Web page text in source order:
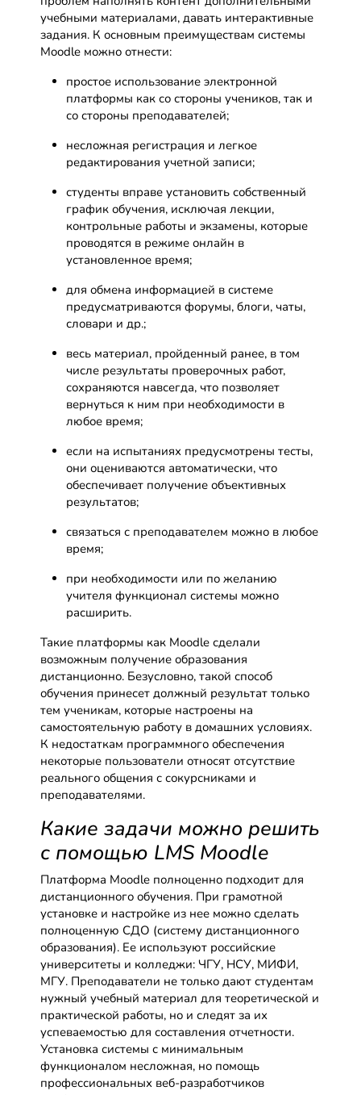
учебными материалами, давать интерактивные
задания. К основным преимуществам системы
Moodle можно отнести:
простое использование электронной
платформы как со стороны учеников, так и
со стороны преподавателей;
несложная регистрация и легкое
редактирования учетной записи;
студенты вправе установить собственный
график обучения, исключая лекции,
контрольные работы и экзамены, которые
проводятся в режиме онлайн в
установленное время;
для обмена информацией в системе
предусматриваются форумы, блоги, чаты,
словари и др.;
весь материал, пройденный ранее, в том
числе результаты проверочных работ,
сохраняются навсегда, что позволяет
вернуться к ним при необходимости в
любое время;
если на испытаниях предусмотрены тесты,
они оцениваются автоматически, что
обеспечивает получение объективных
результатов;
связаться с преподавателем можно в любое
время;
при необходимости или по желанию
учителя функционал системы можно
расширить.
Такие платформы как Moodle сделали
возможным получение образования
дистанционно. Безусловно, такой способ
обучения принесет должный результат только
тем ученикам, которые настроены на
самостоятельную работу в домашних условиях.
К недостаткам программного обеспечения
некоторые пользователи относят отсутствие
реального общения с сокурсниками и
преподавателями.
Какие задачи можно решить
с помощью LMS Moodle
Платформа Moodle полноценно подходит для
дистанционного обучения. При грамотной
установке и настройке из нее можно сделать
полноценную СДО (систему дистанционного
образования). Ее используют российские
университеты и колледжи: ЧГУ, НСУ, МИФИ,
МГУ. Преподаватели не только дают студентам
нужный учебный материал для теоретической и
практической работы, но и следят за их
успеваемостью для составления отчетности.
Установка системы с минимальным
функционалом несложная, но помощь
профессиональных веб-разработчиков